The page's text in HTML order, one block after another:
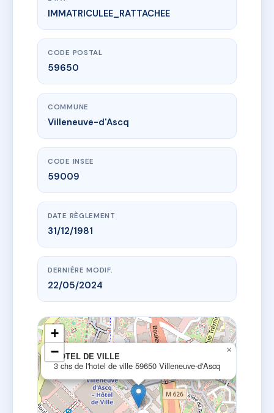
www.vme.plus/AC6458871
HOTEL DE VILLE
3 chs de l'hotel de ville
IMMATRICULEE_RATTACHEE
CODE POSTAL
59650
COMMUNE
Villeneuve-d'Ascq
CODE INSEE
59009
DATE RÈGLEMENT
31/12/1981
DERNIÈRE MODIF.
22/05/2024
HOTEL DE VILLE
3 chs de l'hotel de ville 59650 Villeneuve-d'Ascq
×
+
−